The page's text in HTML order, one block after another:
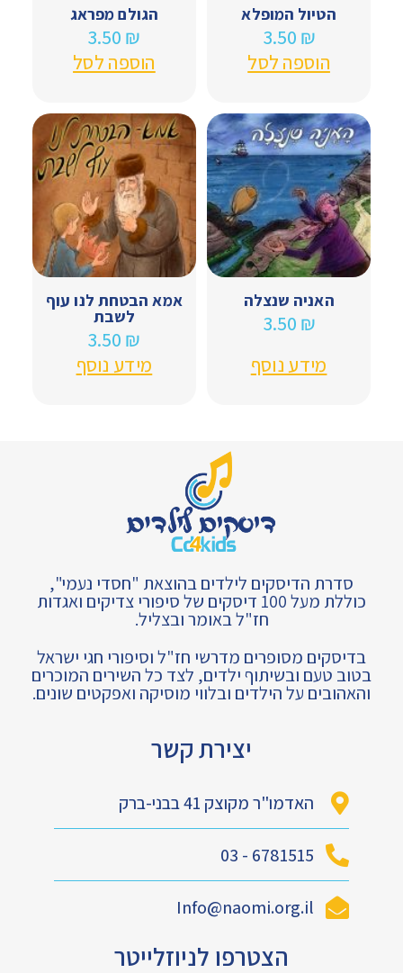
הטיול המופלא
₪
הוספה לסל
הגולם מפראג
₪
הוספה לסל
האניה שנצלה
₪
מידע נוסף
אמא הבטחת לנו עוף
לשבת
₪
מידע נוסף
סדרת הדיסקים לילדים בהוצאת "חסדי נעמי",
כוללת מעל 100 דיסקים של סיפורי צדיקים ואגדות
חז"ל באומר ובצליל.
בדיסקים מסופרים מדרשי חז"ל וסיפורי חגי ישראל
בטוב טעם ובשיתוף ילדים, לצד כל השירים המוכרים
והאהובים על הילדים ובלווי מוסיקה ואפקטים שונים.
יצירת קשר
האדמו"ר מקוצק 41 בבני-ברק
6781515 - 03
Info@naomi.org.il
הצטרפו לניוזלייטר